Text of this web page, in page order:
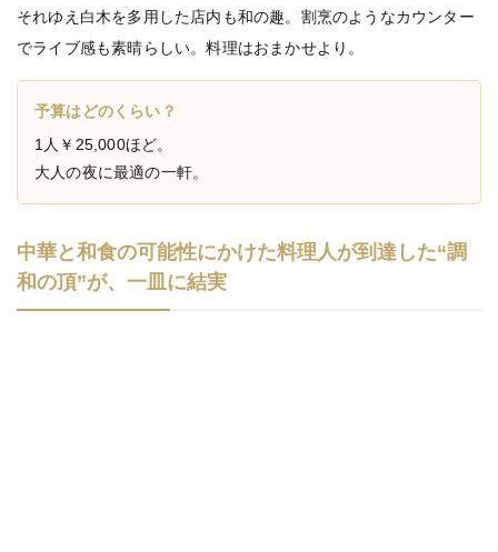
それゆえ白木を多用した店内も和の趣。割烹のようなカウンター
でライブ感も素晴らしい。料理はおまかせより。
予算はどのくらい？
1人￥25,000ほど。
大人の夜に最適の一軒。
中華と和食の可能性にかけた料理人が到達した“調
和の頂”が、一皿に結実